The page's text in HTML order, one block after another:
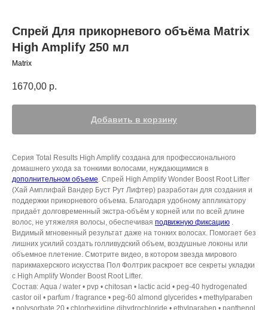
Спрей Для прикорневого объёма Matrix
High Amplify 250 мл
Matrix
1670,00 р.
Добавить в корзину
Серия Total Results High Amplify создана для профессионального
домашнего ухода за тонкими волосами, нуждающимися в
дополнительном объеме. Спрей High Amplify Wonder Boost Root Lifter
(Хай Амплифай Вандер Буст Рут Лифтер) разработан для создания и
поддержки прикорневого объема. Благодаря удобному аппликатору
придаёт долговременный экстра-объём у корней или по всей длине
волос, не утяжеляя волосы, обеспечивая подвижную фиксацию .
Видимый мгновенный результат даже на тонких волосах. Помогает без
лишних усилий создать голливудский объем, воздушные локоны или
объемное плетение. Смотрите видео, в котором звезда мирового
парикмахерского искусства Пол Фолтрик раскроет все секреты укладки
с High Amplify Wonder Boost Root Lifter.
Состав: Aqua / water • pvp • chitosan • lactic acid • peg-40 hydrogenated
castor oil • parfum / fragrance • peg-60 almond glycerides • methylparaben